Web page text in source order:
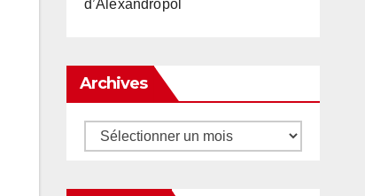
d’Alexandropol
Archives
Archives